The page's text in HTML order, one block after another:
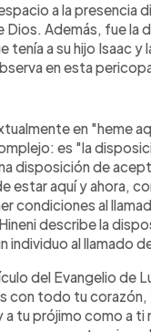
a la presencia
Dios. Además, fue la
tenía a su hijo Isaac
en esta
en "heme
es "la
disposición de
estar aquí y ahora,
condiciones al
describe la
individuo al llamado
del Evangelio de
con todo tu
tu prójimo como a ti